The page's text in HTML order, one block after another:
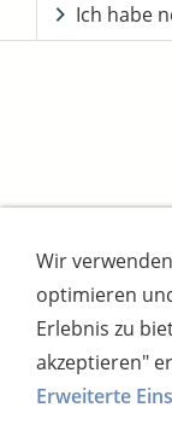
Ich habe
Kontakt
Wir
optimieren
Erlebnis zu
akzeptieren"
Erweiterte